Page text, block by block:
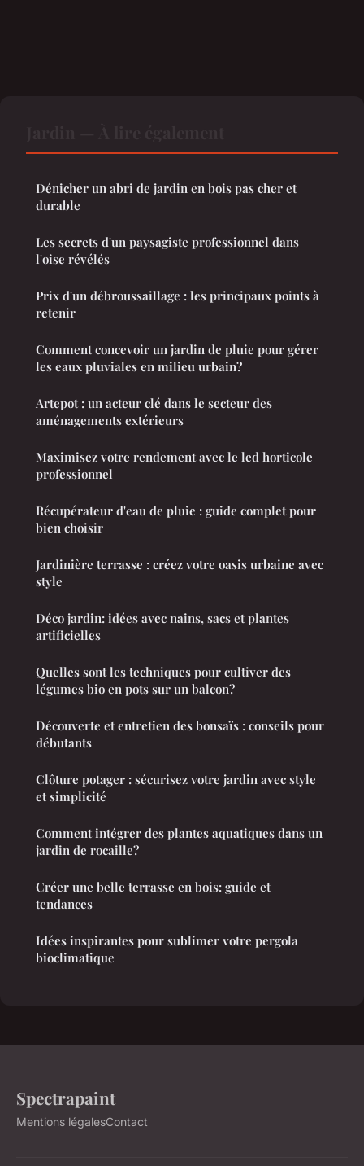
Dénicher un abri de jardin en bois pas cher et
durable
Les secrets d'un paysagiste professionnel dans
l'oise révélés
Prix d'un débroussaillage : les principaux points à
retenir
Comment concevoir un jardin de pluie pour gérer
les eaux pluviales en milieu urbain?
Artepot : un acteur clé dans le secteur des
aménagements extérieurs
Maximisez votre rendement avec le led horticole
professionnel
Récupérateur d'eau de pluie : guide complet pour
bien choisir
Jardinière terrasse : créez votre oasis urbaine avec
style
Déco jardin: idées avec nains, sacs et plantes
artificielles
Quelles sont les techniques pour cultiver des
légumes bio en pots sur un balcon?
Découverte et entretien des bonsaïs : conseils pour
débutants
Clôture potager : sécurisez votre jardin avec style
et simplicité
Comment intégrer des plantes aquatiques dans un
jardin de rocaille?
Créer une belle terrasse en bois: guide et
tendances
Idées inspirantes pour sublimer votre pergola
bioclimatique
Spectrapaint
Mentions légalesContact